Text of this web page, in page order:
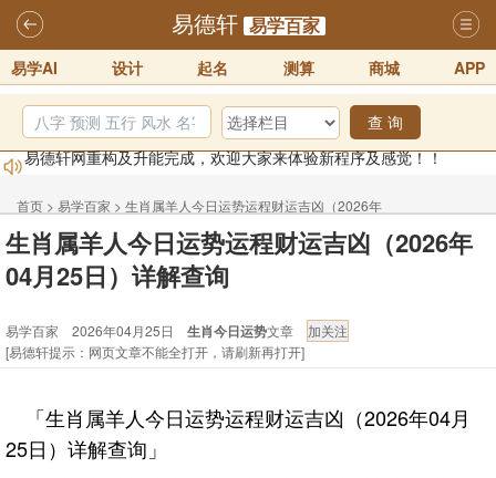
易德轩 易学百家
易学AI 设计 起名 测算 商城 APP
查 询
易德轩网重构及升能完成，欢迎大家来体验新程序及感觉！！
2025-07-01
2026年化太岁锦囊属马、鼠、牛、龙、兔、狗、鸡生肖化太岁开始预
订！！
2025-10-01
2026丙午年铁笔居士精批年运说明
易德轩通告：本网站易德轩商标及LOGO注册声明
首页 > 易学百家 > 生肖属羊人今日运势运程财运吉凶（2026年
04月25日）详解查询
生肖属羊人今日运势运程财运吉凶（2026年
04月25日）详解查询
易学百家 2026年04月25日 生肖今日运势文章
[易德轩提示：网页文章不能全打开，请刷新再打开]
「生肖属羊人今日运势运程财运吉凶（2026年04月
25日）详解查询」